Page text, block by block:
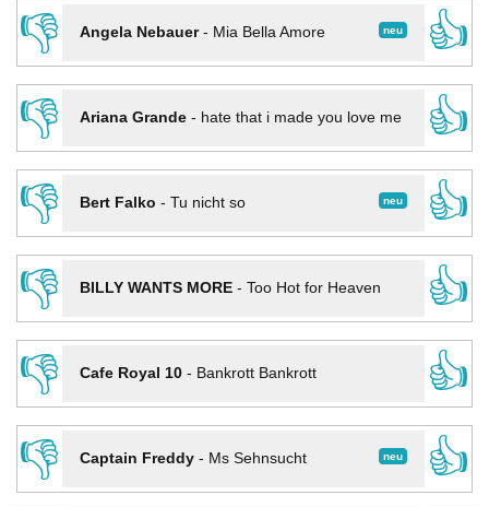
👎 neu
Angela Nebauer- Mia Bella Amore
👍
👎
Ariana Grande- hate that i made you love me
👍
👎
neu
Bert Falko - Tu nicht so
👍
👎
BILLY WANTS MORE- Too Hot for Heaven
👍
👎
Cafe Royal 10- Bankrott Bankrott
👍
👎
neu
Captain Freddy- Ms Sehnsucht
👍